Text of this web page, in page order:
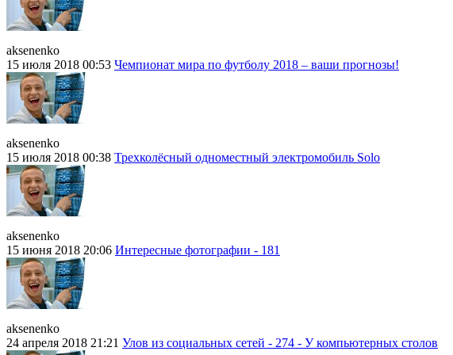
aksenenko
15 июля 2018 00:53 Чемпионат мира по футболу 2018 – ваши прогнозы!
aksenenko
15 июля 2018 00:38 Трехколёсный одноместный электромобиль Solo
aksenenko
15 июня 2018 20:06 Интересные фотографии - 181
aksenenko
24 апреля 2018 21:21 Улов из социальных сетей - 274 - У компьютерных столов